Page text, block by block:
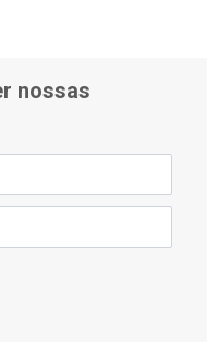
nossas